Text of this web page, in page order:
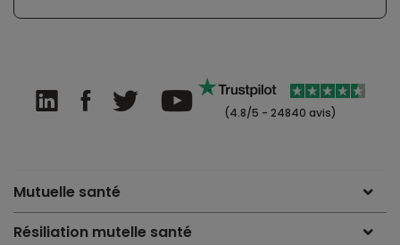
(4.8/5 - 24840 avis)
Mutuelle santé
Résiliation mutelle santé